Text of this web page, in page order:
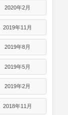
2020年2月
2019年11月
2019年8月
2019年5月
2019年2月
2018年11月